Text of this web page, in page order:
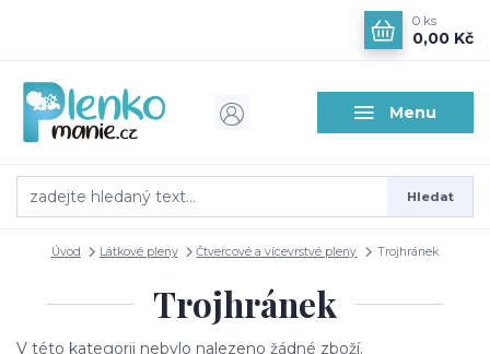
Menu
Hledat
0 ks
0,00 Kč
Úvod Látkové pleny Čtvercové a vícevrstvé pleny Trojhránek
Trojhránek
V této kategorii nebylo nalezeno žádné zboží.